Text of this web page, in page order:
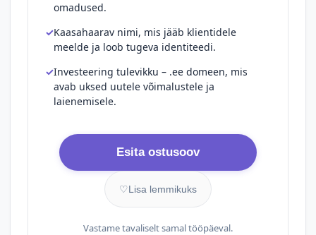
omadused.
Kaasahaarav nimi, mis jääb klientidele
meelde ja loob tugeva identiteedi.
Investeering tulevikku – .ee domeen, mis
avab uksed uutele võimalustele ja
laienemisele.
Esita ostusoov
♡Lisa lemmikuks
Vastame tavaliselt samal tööpäeval.